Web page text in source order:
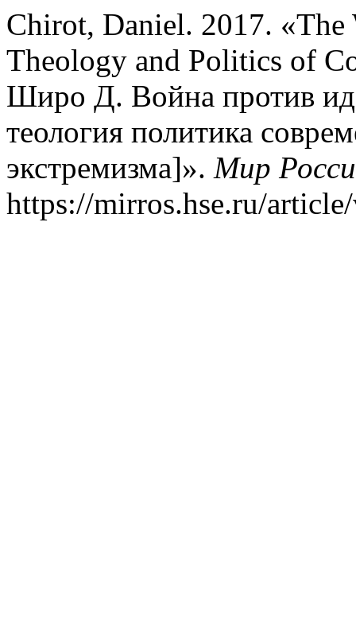
Chirot, Daniel. 2017.
Theology and Politics of
Широ Д. Война против
теология политика
экстремизма]». Мир
https://mirros.hse.ru/